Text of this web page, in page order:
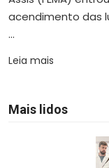
acendimento das
...
Leia mais
Mais lidos